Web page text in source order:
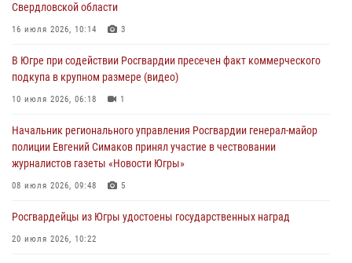
Военнослужащие Росгвардии сбили дрон-разведчик ВСУ на южном
направлении
Офицеры Росгвардии и ветераны войск правопорядка почтили
память генерала армии Ивана Кирилловича Яковлева
В Югре при силовой поддержке ОМОН Росгвардии задержаны
подозреваемые в страховом мошенничестве
06 августа 2026, 09:07
Урайский отдел вневедомственной охраны Росгвардии отмечает
60-летний юбилей
Свердловской области
16 июля 2026, 10:14 3
В Югре при содействии Росгвардии пресечен факт коммерческого
подкупа в крупном размере (видео)
10 июля 2026, 06:18 1
Начальник регионального управления Росгвардии генерал-майор
полиции Евгений Симаков принял участие в чествовании
журналистов газеты «Новости Югры»
08 июля 2026, 09:48 5
Росгвардейцы из Югры удостоены государственных наград
20 июля 2026, 10:22